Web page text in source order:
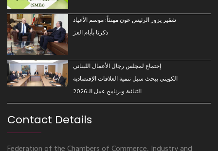
شقير يزور الرئيس عون مهنئاً: موسم الأعياد
ذكرنا بأيام العز
إجتماع لمجلس رجال الأعمال اللبناني
الكويتي يبحث سبل تنمية العلاقات الإقتصادية
الثنائية وبرنامج عمل الـ2026
Contact Details